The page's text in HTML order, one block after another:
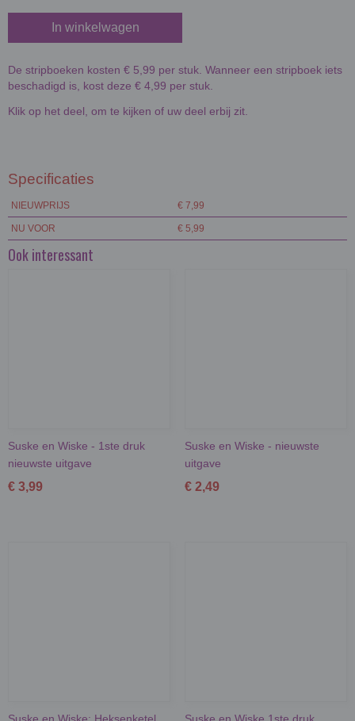
In winkelwagen
De stripboeken kosten € 5,99 per stuk. Wanneer een stripboek iets
beschadigd is, kost deze € 4,99 per stuk.
Klik op het deel, om te kijken of uw deel erbij zit.
Specificaties
NIEUWPRIJS € 7,99
NU VOOR € 5,99
Ook interessant
Suske en Wiske - 1ste druk
nieuwste uitgave
€ 3,99
Suske en Wiske - nieuwste
uitgave
€ 2,49